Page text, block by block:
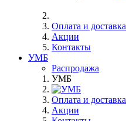
Оплата и доставка
Акции
Контакты
УМБ
Распродажа
УМБ
Оплата и доставка
Акции